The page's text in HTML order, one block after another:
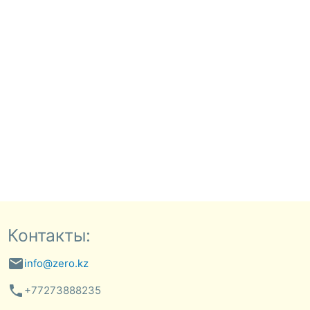
Контакты:
emailinfo@zero.kz
phone +77273888235